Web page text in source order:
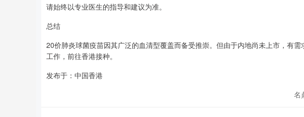
请始终以专业医生的指导和建议为准。
总结
20价肺炎球菌疫苗因其广泛的血清型覆盖而备受推崇。但由于内地尚未上市，有
工作，前往香港接种。
发布于：中国香港
名